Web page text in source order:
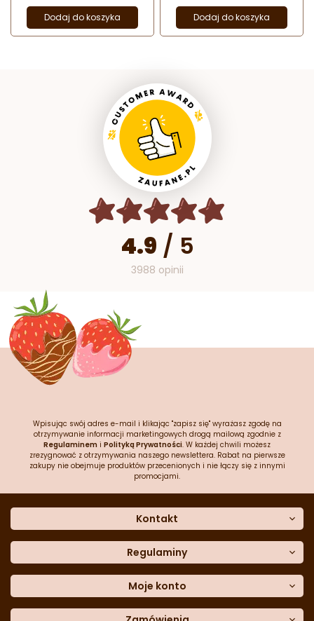
Dodaj do koszyka Dodaj do koszyka
4.9 / 5
3988 opinii
Wpisując swój adres e-mail i klikając "zapisz się" wyrażasz zgodę na
otrzymywanie informacji marketingowych drogą mailową zgodnie z
Regulaminem i Polityką Prywatności. W każdej chwili możesz
zrezygnować z otrzymywania naszego newslettera. Rabat na pierwsze
zakupy nie obejmuje produktów przecenionych i nie łączy się z innymi
promocjami.
Kontakt
Dane kontaktowe
Często zadawane pytania
Sklep stacjonarny
Formularz kontaktowy
Blog
Regulaminy
Polityka prywatności
Polityka cookies
Polityka reklamacji
Moje konto